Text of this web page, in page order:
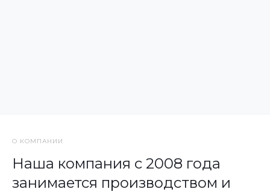
О КОМПАНИИ
Наша компания с 2008 года
занимается производством и